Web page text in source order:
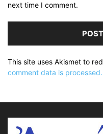
next time I comment.
This site uses Akismet to
comment data is processed.